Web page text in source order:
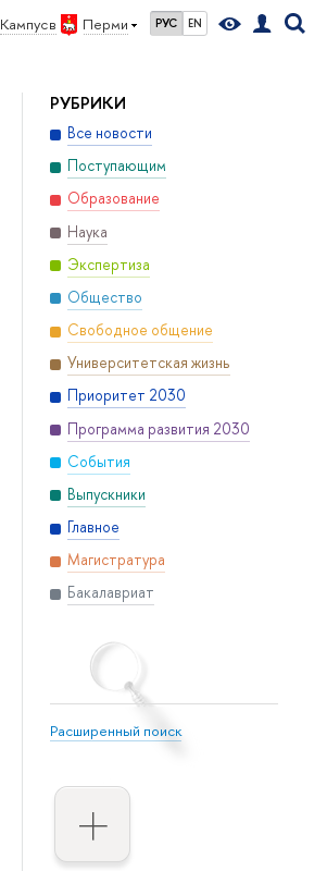
Кампус в Перми РУС EN
РУБРИКИ
Все новости
Поступающим
Образование
Наука
Экспертиза
Общество
Свободное общение
Университетская жизнь
Приоритет 2030
Программа развития 2030
События
Выпускники
Главное
Магистратура
Бакалавриат
Расширенный поиск